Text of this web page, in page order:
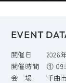
EVENT
開催日
2026
開催時間
①
会 場
千曲